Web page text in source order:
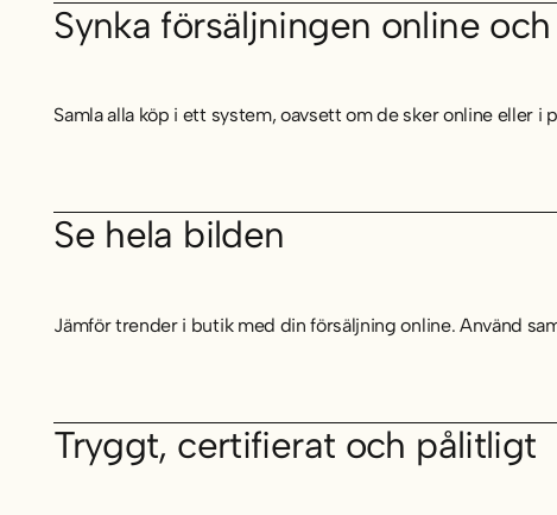
Synka försäljningen online
Samla alla köp i ett system, oavsett om de sker online eller
Se hela bilden
Jämför trender i butik med din försäljning online. Använd
Tryggt, certifierat och pålitligt